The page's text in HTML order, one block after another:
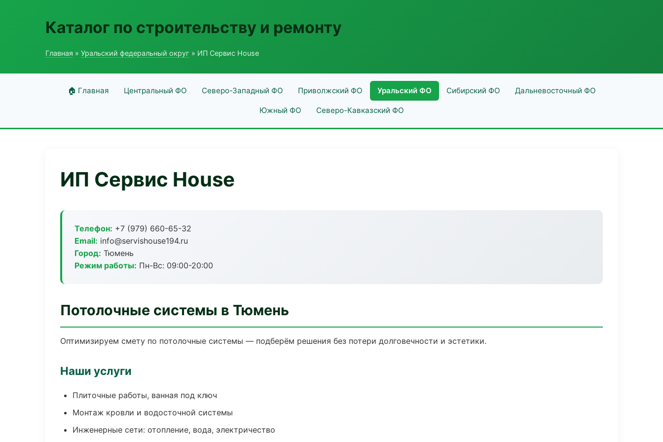
Каталог по строительству и ремонту
Главная » Уральский федеральный округ » ИП Сервис House
🏠 Главная Центральный ФО Северо-Западный ФО Приволжский ФО Уральский ФО Сибирский ФО Дальневосточный ФО
Южный ФО Северо-Кавказский ФО
ИП Сервис House
Телефон: +7 (979) 660-65-32
Email: info@servishouse194.ru
Город: Тюмень
Режим работы: Пн-Вс: 09:00-20:00
Потолочные системы в Тюмень
Оптимизируем смету по потолочные системы — подберём решения без потери долговечности и эстетики.
Наши услуги
Плиточные работы, ванная под ключ
Монтаж кровли и водосточной системы
Инженерные сети: отопление, вода, электричество